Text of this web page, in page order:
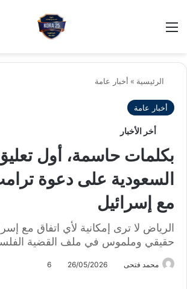
الرئيسية » أخبار عامة
أخبار عامة
أخر الأخبار
بكلمات حاسمة، أول
السعودية على دعوة
مع إسرائيل
الرياض لا ترى إمكانية لأي اتفاق مع
حقيقي وملموس في ملف القضية
محمد فتحى 26/05/2026
6